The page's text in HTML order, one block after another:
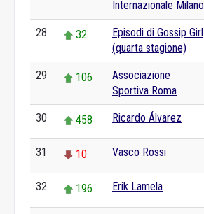
Internazionale Milano
28 32
Episodi di Gossip Girl
(quarta stagione)
29 106
Associazione
Sportiva Roma
30 458 Ricardo Álvarez
31 10 Vasco Rossi
32 196 Erik Lamela